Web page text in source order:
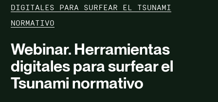
IMPACTO
RECURSOS
TALENTO
CONTACTO
DIGITALES PARA SURFEAR EL TSUNAMI
NORMATIVO
Webinar. Herramientas
digitales para surfear el
Tsunami normativo